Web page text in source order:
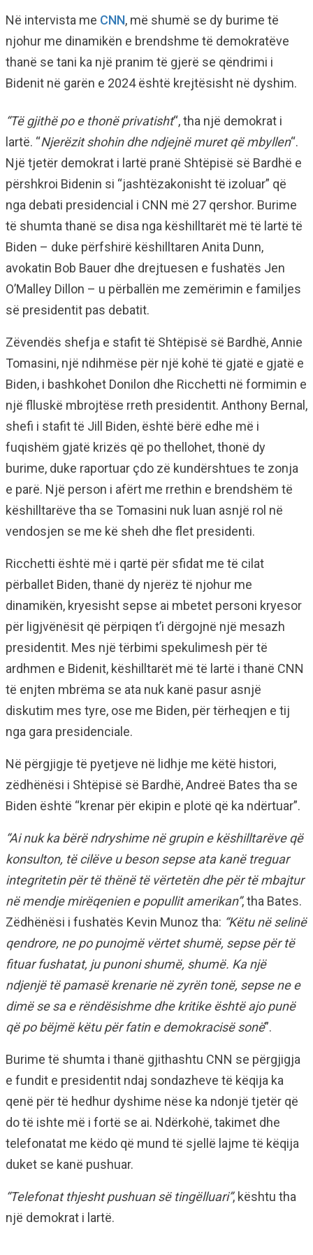
Në intervista me CNN, më shumë se dy burime të
njohur me dinamikën e brendshme të demokratëve
thanë se tani ka një pranim të gjerë se qëndrimi i
Bidenit në garën e 2024 është krejtësisht në dyshim.
“Të gjithë po e thonë privatisht“, tha një demokrat i
lartë. “Njerëzit shohin dhe ndjejnë muret që mbyllen“.
Një tjetër demokrat i lartë pranë Shtëpisë së Bardhë e
përshkroi Bidenin si “jashtëzakonisht të izoluar” që
nga debati presidencial i CNN më 27 qershor. Burime
të shumta thanë se disa nga këshilltarët më të lartë të
Biden – duke përfshirë këshilltaren Anita Dunn,
avokatin Bob Bauer dhe drejtuesen e fushatës Jen
O’Malley Dillon – u përballën me zemërimin e familjes
së presidentit pas debatit.
Zëvendës shefja e stafit të Shtëpisë së Bardhë, Annie
Tomasini, një ndihmëse për një kohë të gjatë e gjatë e
Biden, i bashkohet Donilon dhe Ricchetti në formimin e
një flluskë mbrojtëse rreth presidentit. Anthony Bernal,
shefi i stafit të Jill Biden, është bërë edhe më i
fuqishëm gjatë krizës që po thellohet, thonë dy
burime, duke raportuar çdo zë kundërshtues te zonja
e parë. Një person i afërt me rrethin e brendshëm të
këshilltarëve tha se Tomasini nuk luan asnjë rol në
vendosjen se me kë sheh dhe flet presidenti.
Ricchetti është më i qartë për sfidat me të cilat
përballet Biden, thanë dy njerëz të njohur me
dinamikën, kryesisht sepse ai mbetet personi kryesor
për ligjvënësit që përpiqen t’i dërgojnë një mesazh
presidentit. Mes një tërbimi spekulimesh për të
ardhmen e Bidenit, këshilltarët më të lartë i thanë CNN
të enjten mbrëma se ata nuk kanë pasur asnjë
diskutim mes tyre, ose me Biden, për tërheqjen e tij
nga gara presidenciale.
Në përgjigje të pyetjeve në lidhje me këtë histori,
zëdhënësi i Shtëpisë së Bardhë, Andreë Bates tha se
Biden është “krenar për ekipin e plotë që ka ndërtuar”.
“Ai nuk ka bërë ndryshime në grupin e këshilltarëve që
konsulton, të cilëve u beson sepse ata kanë treguar
integritetin për të thënë të vërtetën dhe për të mbajtur
në mendje mirëqenien e popullit amerikan”, tha Bates.
Zëdhënësi i fushatës Kevin Munoz tha: “Këtu në selinë
qendrore, ne po punojmë vërtet shumë, sepse për të
fituar fushatat, ju punoni shumë, shumë. Ka një
ndjenjë të pamasë krenarie në zyrën tonë, sepse ne e
dimë se sa e rëndësishme dhe kritike është ajo punë
që po bëjmë këtu për fatin e demokracisë sonë”.
Burime të shumta i thanë gjithashtu CNN se përgjigja
e fundit e presidentit ndaj sondazheve të këqija ka
qenë për të hedhur dyshime nëse ka ndonjë tjetër që
do të ishte më i fortë se ai. Ndërkohë, takimet dhe
telefonatat me këdo që mund të sjellë lajme të këqija
duket se kanë pushuar.
“Telefonat thjesht pushuan së tingëlluari”, kështu tha
një demokrat i lartë.